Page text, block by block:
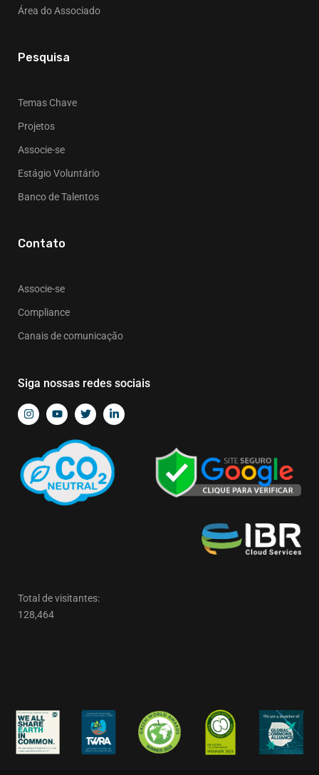
Área do Associado
Pesquisa
Temas Chave
Projetos
Associe-se
Estágio Voluntário
Banco de Talentos
Contato
Associe-se
Compliance
Canais de comunicação
Siga nossas redes sociais
Total de visitantes:
128,464